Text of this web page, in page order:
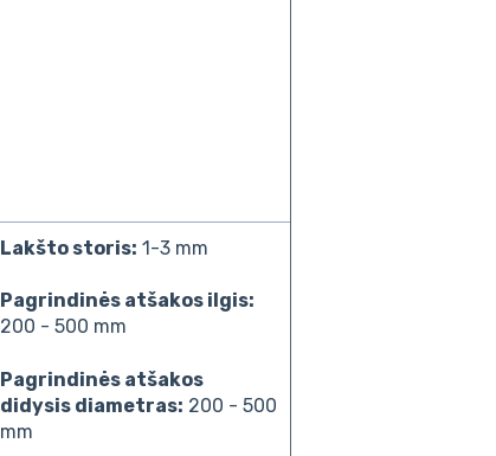
Lakšto storis: 1-3 mm
Pagrindinės atšakos ilgis:
200 - 500 mm
Pagrindinės atšakos
didysis diametras: 200 - 500
mm